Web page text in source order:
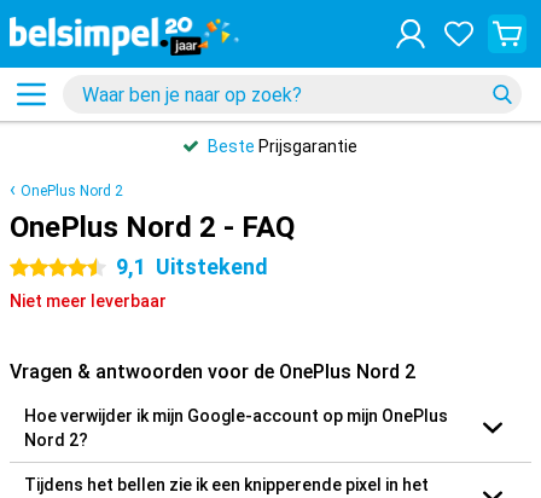
Beste Prijsgarantie
OnePlus Nord 2
OnePlus Nord 2 - FAQ
4.5 sterren 9,1 Uitstekend
Niet meer leverbaar
Vragen & antwoorden voor de OnePlus Nord 2
Hoe verwijder ik mijn Google-account op mijn OnePlus
Nord 2?
Tijdens het bellen zie ik een knipperende pixel in het